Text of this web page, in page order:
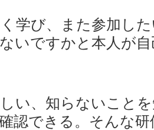
学び、また参加し
いですかと本人が
い、知らないこと
認できる。そんな